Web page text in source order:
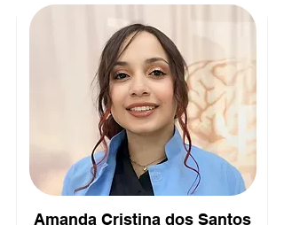
(15) 9 9702-9120
Amanda Cristina dos Santos